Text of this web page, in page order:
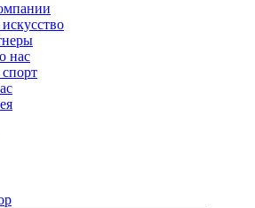
нас